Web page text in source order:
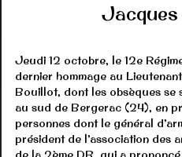
Jeudi 12 octobre, le 12e
dernier hommage au
Bouillot, dont les obsèques
au sud de Bergerac (24), en
personnes dont le général
président de l’association des